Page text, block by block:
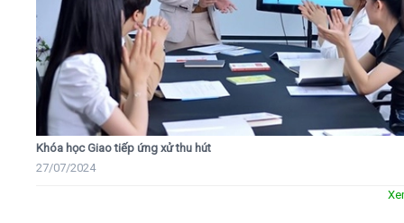
Khóa học Giao tiếp ứng xử thu hút
27/07/2024